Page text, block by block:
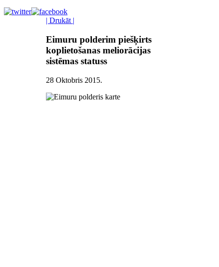
| Drukāt |
Eimuru polderim piešķirts
koplietošanas meliorācijas
sistēmas statuss
28 Oktobris 2015.